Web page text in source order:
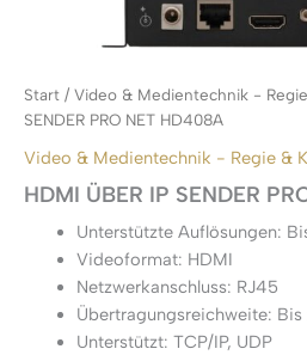
Start / Video & Medientechnik -
SENDER PRO NET HD408A
Video & Medientechnik - Regie &
HDMI ÜBER IP SENDER
Unterstützte Auflösungen:
Videoformat: HDMI
Netzwerkanschluss: RJ45
Übertragungsreichweite:
Unterstützt: TCP/IP, UDP